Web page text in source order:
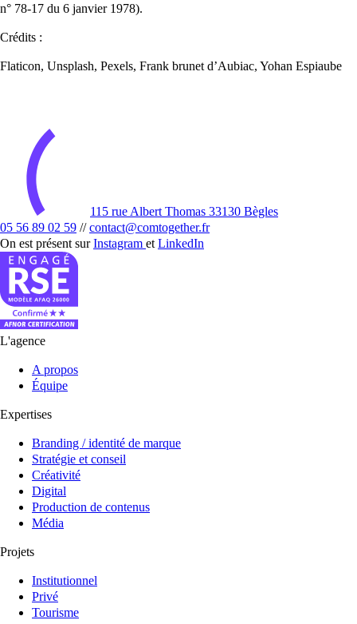
n° 78-17 du 6 janvier 1978).
Crédits :
Flaticon, Unsplash, Pexels, Frank brunet d’Aubiac, Yohan Espiaube
115 rue Albert Thomas 33130 Bègles
05 56 89 02 59 // contact@comtogether.fr
On est présent surInstagram et LinkedIn
L'agence
A propos
Équipe
Expertises
Branding / identité de marque
Stratégie et conseil
Créativité
Digital
Production de contenus
Média
Projets
Institutionnel
Privé
Tourisme